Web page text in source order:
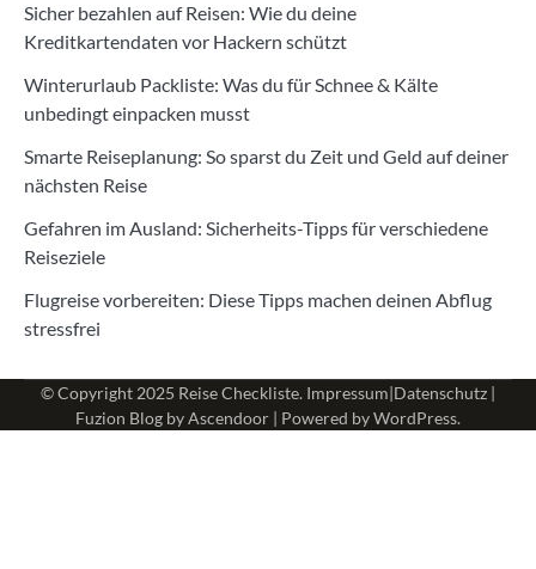
Sicher bezahlen auf Reisen: Wie du deine
Kreditkartendaten vor Hackern schützt
Winterurlaub Packliste: Was du für Schnee & Kälte
unbedingt einpacken musst
Smarte Reiseplanung: So sparst du Zeit und Geld auf deiner
nächsten Reise
Gefahren im Ausland: Sicherheits-Tipps für verschiedene
Reiseziele
Flugreise vorbereiten: Diese Tipps machen deinen Abflug
stressfrei
© Copyright 2025 Reise Checkliste. Impressum|Datenschutz |
Fuzion Blog byAscendoor | Powered byWordPress.